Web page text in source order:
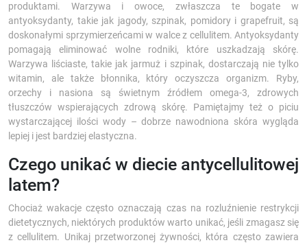
produktami. Warzywa i owoce, zwłaszcza te bogate w
antyoksydanty, takie jak jagody, szpinak, pomidory i grapefruit, są
doskonałymi sprzymierzeńcami w walce z cellulitem. Antyoksydanty
pomagają eliminować wolne rodniki, które uszkadzają skórę.
Warzywa liściaste, takie jak jarmuż i szpinak, dostarczają nie tylko
witamin, ale także błonnika, który oczyszcza organizm. Ryby,
orzechy i nasiona są świetnym źródłem omega-3, zdrowych
tłuszczów wspierających zdrową skórę. Pamiętajmy też o piciu
wystarczającej ilości wody – dobrze nawodniona skóra wygląda
lepiej i jest bardziej elastyczna.
Czego unikać w diecie antycellulitowej
latem?
Chociaż wakacje często oznaczają czas na rozluźnienie restrykcji
dietetycznych, niektórych produktów warto unikać, jeśli zmagasz się
z cellulitem. Unikaj przetworzonej żywności, która często zawiera